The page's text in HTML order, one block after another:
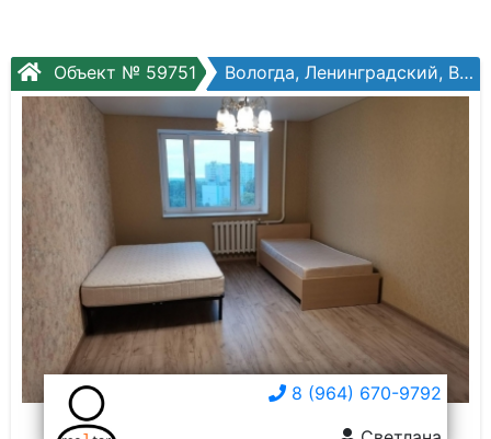
Объект № 59751 Вологда, Ленинградский, Возрождения ул, №31а
8 (964) 670-9792